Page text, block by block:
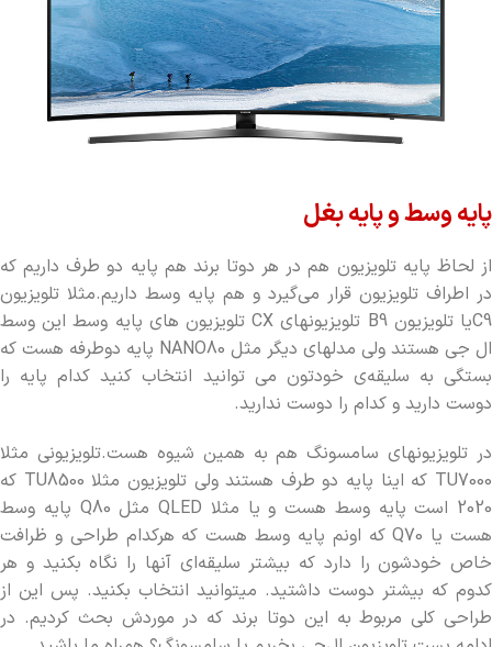
پایه وسط و پایه بغل
از لحاظ پایه تلویزیون هم در هر دوتا برند هم پایه دو طرف داریم که
در اطراف تلویزیون قرار می‌گیرد و هم پایه وسط داریم.مثلا تلویزیون
C9یا تلویزیون B9 تلویزیونهای CX تلویزیون های پایه وسط این وسط
ال جی هستند ولی مدلهای دیگر مثل NANO80 پایه دوطرفه هست که
بستگی به سلیقه‌ی خودتون می توانید انتخاب کنید کدام پایه را
دوست دارید و کدام را دوست ندارید.
در تلویزیونهای سامسونگ هم به همین شیوه هست.تلویزیونی مثلا
TU7000 که اینا پایه دو طرف هستند ولی تلویزیون مثلا TU8500 که
2020 است پایه وسط هست و یا مثلا QLED مثل Q80 پایه وسط
هست یا Q70 که اونم پایه وسط هست که هرکدام طراحی و ظرافت
خاص خودشون را دارد که بیشتر سلیقه‌ای آنها را نگاه بکنید و هر
کدوم که بیشتر دوست داشتید. میتوانید انتخاب بکنید. پس این از
طراحی کلی مربوط به این دوتا برند که در موردش بحث کردیم. در